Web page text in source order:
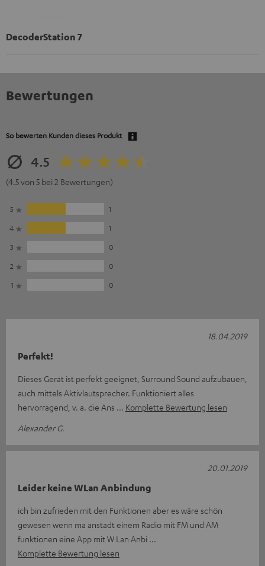
DecoderStation 7
Bewertungen
So bewerten Kunden dieses Produkt
4.5
(4.5 von 5 bei 2 Bewertungen)
5
1
4
1
3
0
2
0
1
0
Perfekt!
Dieses Gerät ist perfekt geeignet, Surround Sound aufzubauen,
auch mittels Aktivlautsprecher. Funktioniert alles
hervorragend, v. a. die Ans
Komplette Bewertung lesen
Alexander G.
18.04.2019
Leider keine WLan Anbindung
ich bin zufrieden mit den Funktionen aber es wäre schön
gewesen wenn ma anstadt einem Radio mit FM und AM
funktionen eine App mit W Lan Anbi
Komplette Bewertung lesen
20.01.2019